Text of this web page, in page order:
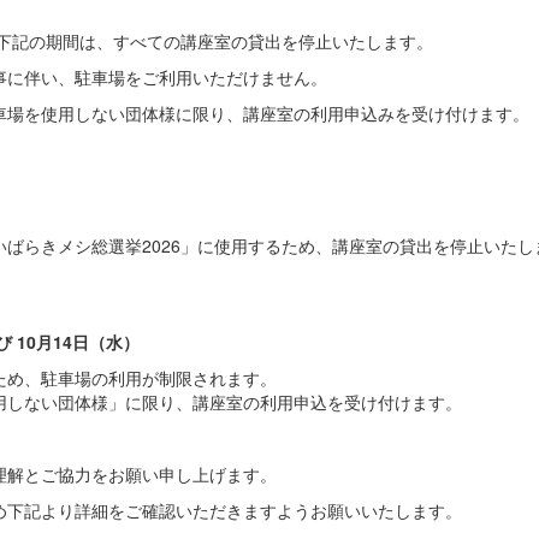
の期間は、すべての講座室の貸出を停止いたします。
伴い、駐車場をご利用いただけません。
を使用しない団体様に限り、講座室の利用申込みを受け付けます。
らきメシ総選挙2026」に使用するため、講座室の貸出を停止いたし
10月14日（水）
、駐車場の利用が制限されます。
い団体様」に限り、講座室の利用申込を受け付けます。
とご協力をお願い申し上げます。
記より詳細をご確認いただきますようお願いいたします。